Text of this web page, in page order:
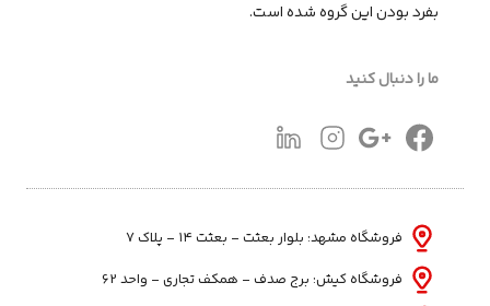
بفرد بودن این گروه شده است.
ما را دنبال کنید
فروشگاه مشهد: بلوار بعثت - بعثت ۱۴ - پلاک ۷
فروشگاه کیش: برج صدف - همکف تجاری - واحد 62